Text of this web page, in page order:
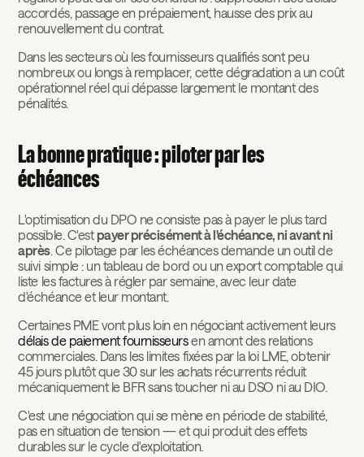
accordés, passage en prépaiement, hausse des prix au
renouvellement du contrat.
Dans les secteurs où les fournisseurs qualifiés sont peu
nombreux ou longs à remplacer, cette dégradation a un coût
opérationnel réel qui dépasse largement le montant des
pénalités.
La bonne pratique : piloter par les
échéances
L'optimisation du DPO ne consiste pas à payer le plus tard
possible. C'est payer précisément à l'échéance, ni avant ni
après. Ce pilotage par les échéances demande un outil de
suivi simple : un tableau de bord ou un export comptable qui
liste les factures à régler par semaine, avec leur date
d'échéance et leur montant.
Certaines PME vont plus loin en négociant activement leurs
délais de paiement fournisseursen amont des relations
commerciales. Dans les limites fixées par la loi LME, obtenir
45 jours plutôt que 30 sur les achats récurrents réduit
mécaniquement le BFR sans toucher ni au DSO ni au DIO.
C'est une négociation qui se mène en période de stabilité,
pas en situation de tension — et qui produit des effets
durables sur le cycle d'exploitation.